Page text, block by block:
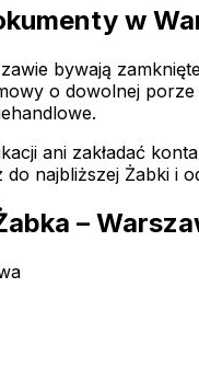
w
bywają
o dowolnej porze
ani zakładać
najbliższej Żabki i
–